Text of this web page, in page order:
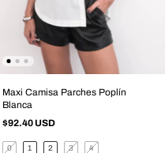
Maxi Camisa Parches Poplín
Blanca
$92.40 USD
0 1 2 3 4